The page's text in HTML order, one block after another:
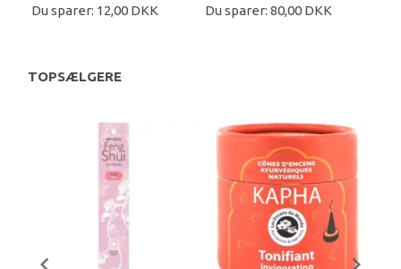
Du sparer: 12,00 DKK Du sparer: 80,00 DKK
TOPSÆLGERE